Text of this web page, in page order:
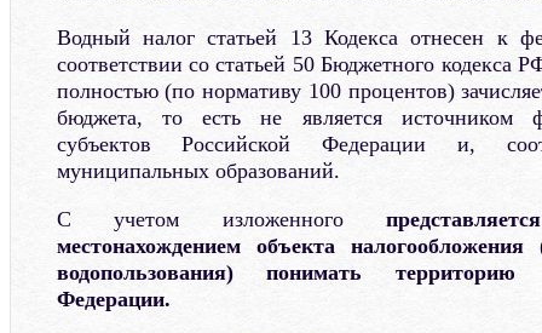
Водный налог статьей 13 Кодекса отнесен к
соответствии со статьей 50 Бюджетного
полностью (по нормативу 100 процентов)
бюджета, то есть не является источником
субъектов Российской Федерации и,
муниципальных образований.
С учетом изложенного
местонахождением объекта налогообложения
водопользования) понимать территорию
Федерации.